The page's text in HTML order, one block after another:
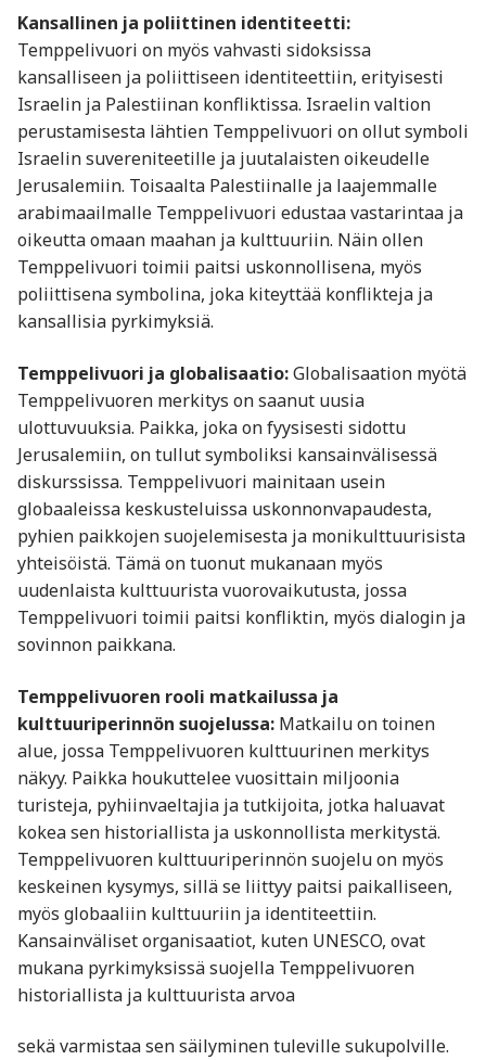
Kansallinen ja poliittinen identiteetti:
Temppelivuori on myös vahvasti sidoksissa
kansalliseen ja poliittiseen identiteettiin, erityisesti
Israelin ja Palestiinan konfliktissa. Israelin valtion
perustamisesta lähtien Temppelivuori on ollut symboli
Israelin suvereniteetille ja juutalaisten oikeudelle
Jerusalemiin. Toisaalta Palestiinalle ja laajemmalle
arabimaailmalle Temppelivuori edustaa vastarintaa ja
oikeutta omaan maahan ja kulttuuriin. Näin ollen
Temppelivuori toimii paitsi uskonnollisena, myös
poliittisena symbolina, joka kiteyttää konflikteja ja
kansallisia pyrkimyksiä.
Temppelivuori ja globalisaatio:Globalisaation myötä
Temppelivuoren merkitys on saanut uusia
ulottuvuuksia. Paikka, joka on fyysisesti sidottu
Jerusalemiin, on tullut symboliksi kansainvälisessä
diskurssissa. Temppelivuori mainitaan usein
globaaleissa keskusteluissa uskonnonvapaudesta,
pyhien paikkojen suojelemisesta ja monikulttuurisista
yhteisöistä. Tämä on tuonut mukanaan myös
uudenlaista kulttuurista vuorovaikutusta, jossa
Temppelivuori toimii paitsi konfliktin, myös dialogin ja
sovinnon paikkana.
Temppelivuoren rooli matkailussa ja
kulttuuriperinnön suojelussa: Matkailu on toinen
alue, jossa Temppelivuoren kulttuurinen merkitys
näkyy. Paikka houkuttelee vuosittain miljoonia
turisteja, pyhiinvaeltajia ja tutkijoita, jotka haluavat
kokea sen historiallista ja uskonnollista merkitystä.
Temppelivuoren kulttuuriperinnön suojelu on myös
keskeinen kysymys, sillä se liittyy paitsi paikalliseen,
myös globaaliin kulttuuriin ja identiteettiin.
Kansainväliset organisaatiot, kuten UNESCO, ovat
mukana pyrkimyksissä suojella Temppelivuoren
historiallista ja kulttuurista arvoa
sekä varmistaa sen säilyminen tuleville sukupolville.